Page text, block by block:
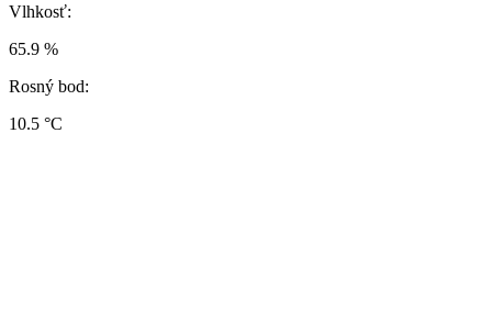
Vlhkosť:
65.9 %
Rosný bod:
10.5 °C